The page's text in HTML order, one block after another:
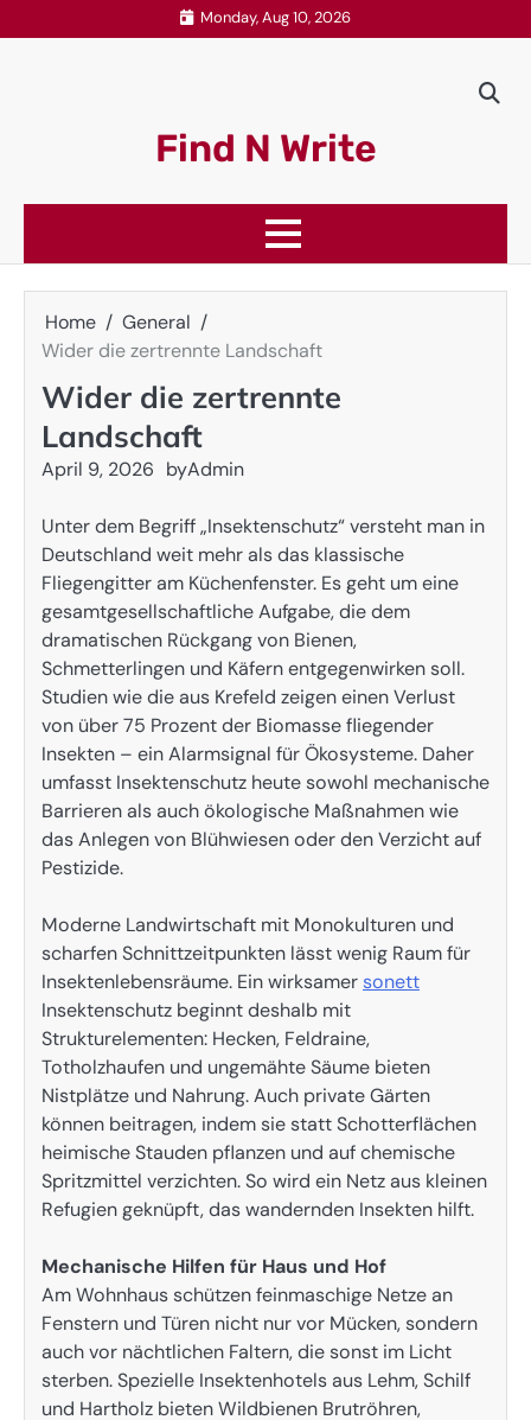
to
Monday, Aug 10, 2026
Find N Write
Home
General
Wider die zertrennte Landschaft
Wider die zertrennte
Landschaft
April 9, 2026 byAdmin
Unter dem Begriff „Insektenschutz“ versteht man in
Deutschland weit mehr als das klassische
Fliegengitter am Küchenfenster. Es geht um eine
gesamtgesellschaftliche Aufgabe, die dem
dramatischen Rückgang von Bienen,
Schmetterlingen und Käfern entgegenwirken soll.
Studien wie die aus Krefeld zeigen einen Verlust
von über 75 Prozent der Biomasse fliegender
Insekten – ein Alarmsignal für Ökosysteme. Daher
umfasst Insektenschutz heute sowohl mechanische
Barrieren als auch ökologische Maßnahmen wie
das Anlegen von Blühwiesen oder den Verzicht auf
Pestizide.
Moderne Landwirtschaft mit Monokulturen und
scharfen Schnittzeitpunkten lässt wenig Raum für
Insektenlebensräume. Ein wirksamersonett
Insektenschutz beginnt deshalb mit
Strukturelementen: Hecken, Feldraine,
Totholzhaufen und ungemähte Säume bieten
Nistplätze und Nahrung. Auch private Gärten
können beitragen, indem sie statt Schotterflächen
heimische Stauden pflanzen und auf chemische
Spritzmittel verzichten. So wird ein Netz aus kleinen
Refugien geknüpft, das wandernden Insekten hilft.
Mechanische Hilfen für Haus und Hof
Am Wohnhaus schützen feinmaschige Netze an
Fenstern und Türen nicht nur vor Mücken, sondern
auch vor nächtlichen Faltern, die sonst im Licht
sterben. Spezielle Insektenhotels aus Lehm, Schilf
und Hartholz bieten Wildbienen Brutröhren,